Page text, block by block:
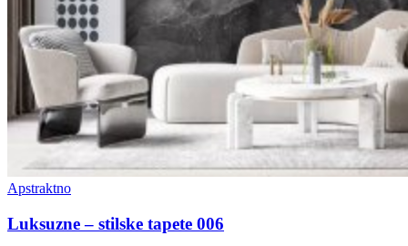
Apstraktno
Luksuzne – stilske tapete 006